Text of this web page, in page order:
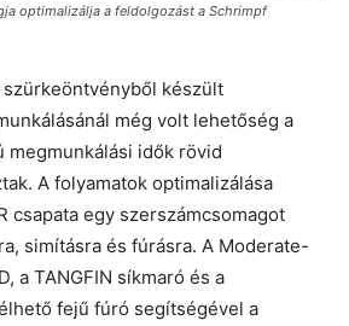
optimalizálja a feldolgozást a Schrimpf
szürkeöntvényből készült
még volt lehetőség a
megmunkálási idők rövid
A folyamatok optimalizálása
csapata egy szerszámcsomagot
simításra és fúrásra. A Moderate-
a TANGFIN síkmaró és a
fejű fúró segítségével a